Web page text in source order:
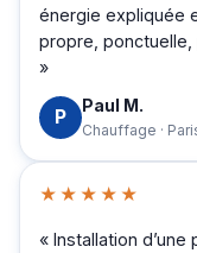
énergie expliquée
propre,
»
P Paul M.
Chauffage ·
★★★★★
« Installation